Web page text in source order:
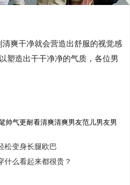
爽干净就会营造出舒服的视觉感
塑造出干干净净的气质，各位男
帅气更耐看清爽清爽男友范儿男友男
松变身长腿欧巴
什么看起来都很贵？